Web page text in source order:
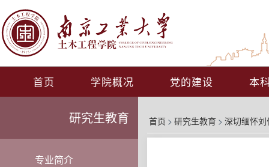
首页 学院概况 党的建设 本
研究生教育
专业简介
首页 > 研究生教育 > 深切缅怀